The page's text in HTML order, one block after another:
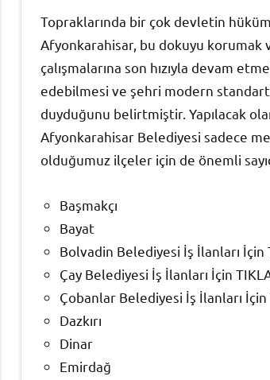
Topraklarında bir çok devletin
Afyonkarahisar, bu dokuyu korumak
çalışmalarına son hızıyla devam
edebilmesi ve şehri modern
duyduğunu belirtmiştir. Yapılacak
Afyonkarahisar Belediyesi sadece
olduğumuz ilçeler için de önemli
Başmakçı
Bayat
Bolvadin Belediyesi İş İlanları İçin
Çay Belediyesi İş İlanları İçin
Çobanlar Belediyesi İş İlanları İçin
Dazkırı
Dinar
Emirdağ‎